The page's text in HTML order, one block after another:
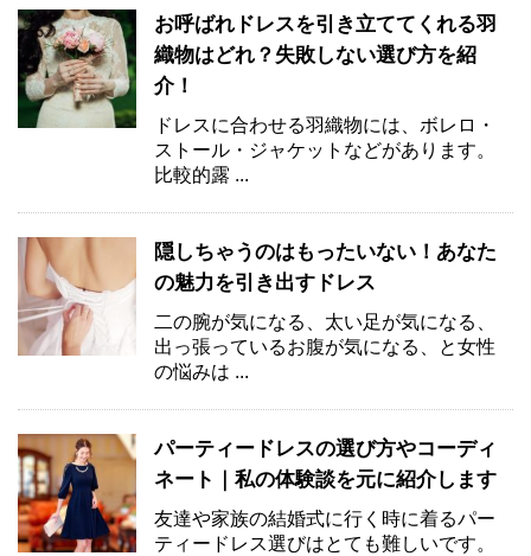
お呼ばれドレスを引き立ててくれる羽
織物はどれ？失敗しない選び方を紹
介！
ドレスに合わせる羽織物には、ボレロ・
ストール・ジャケットなどがあります。
比較的露 ...
隠しちゃうのはもったいない！あなた
の魅力を引き出すドレス
二の腕が気になる、太い足が気になる、
出っ張っているお腹が気になる、と女性
の悩みは ...
パーティードレスの選び方やコーディ
ネート｜私の体験談を元に紹介します
友達や家族の結婚式に行く時に着るパー
ティードレス選びはとても難しいです。